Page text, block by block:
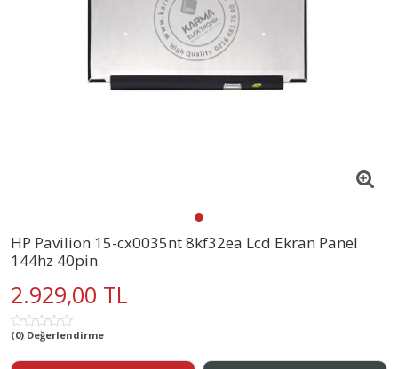
HP Pavilion 15-cx0035nt 8kf32ea Lcd Ekran Panel
144hz 40pin
2.929,00 TL
(0) Değerlendirme